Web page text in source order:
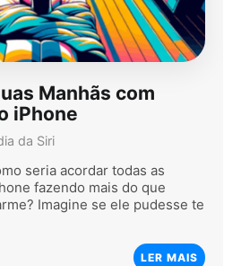
Manhãs com
iPhone
da Siri
seria acordar todas as
fazendo mais do que
Imagine se ele pudesse te
LER MAIS